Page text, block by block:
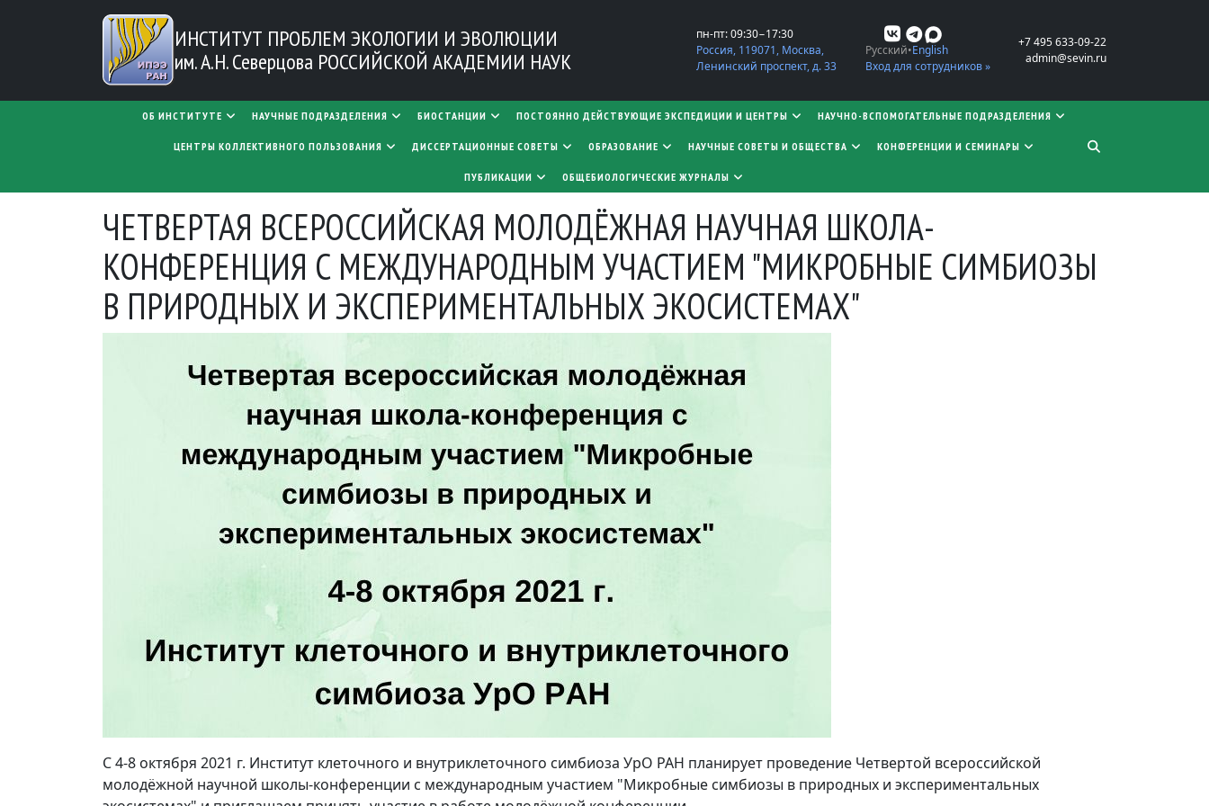
Перейти к основному содержанию
ИНСТИТУТ ПРОБЛЕМ ЭКОЛОГИИ И ЭВОЛЮЦИИ
им. А.Н. Северцова РОССИЙСКОЙ АКАДЕМИИ НАУК
пн-пт: 09:30−17:30
Россия, 119071, Москва,
Ленинский проспект, д. 33
Русский English
Вход для сотрудников »
+7 495 633-09-22
admin@sevin.ru
MAIN NAVIGATION
ОБ ИНСТИТУТЕ НАУЧНЫЕ ПОДРАЗДЕЛЕНИЯ БИОСТАНЦИИ ПОСТОЯННО ДЕЙСТВУЮЩИЕ ЭКСПЕДИЦИИ И ЦЕНТРЫ НАУЧНО-ВСПОМОГАТЕЛЬНЫЕ ПОДРАЗДЕЛЕНИЯ
ЦЕНТРЫ КОЛЛЕКТИВНОГО ПОЛЬЗОВАНИЯ ​​​​​​​ДИССЕРТАЦИОННЫЕ СОВЕТЫ ОБРАЗОВАНИЕ НАУЧНЫЕ СОВЕТЫ И ОБЩЕСТВА КОНФЕРЕНЦИИ И СЕМИНАРЫ
ПУБЛИКАЦИИ ОБЩЕБИОЛОГИЧЕСКИЕ ЖУРНАЛЫ
ЧЕТВЕРТАЯ ВСЕРОССИЙСКАЯ МОЛОДЁЖНАЯ НАУЧНАЯ ШКОЛА-
КОНФЕРЕНЦИЯ С МЕЖДУНАРОДНЫМ УЧАСТИЕМ "МИКРОБНЫЕ СИМБИОЗЫ
В ПРИРОДНЫХ И ЭКСПЕРИМЕНТАЛЬНЫХ ЭКОСИСТЕМАХ"
С 4-8 октября 2021 г. Институт клеточного и внутриклеточного симбиоза УрО РАН планирует проведение Четвертой всероссийской
молодёжной научной школы-конференции с международным участием "Микробные симбиозы в природных и экспериментальных